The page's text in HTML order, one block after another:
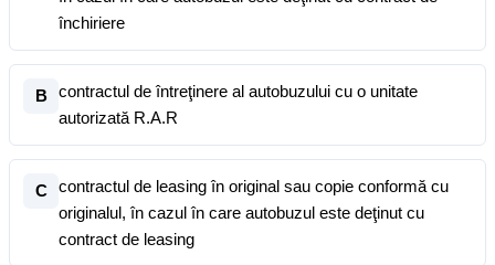
închiriere
B
contractul de întreţinere al autobuzului cu o unitate
autorizată R.A.R
C
contractul de leasing în original sau copie conformă cu
originalul, în cazul în care autobuzul este deţinut cu
contract de leasing